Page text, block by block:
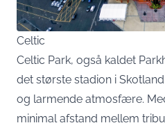
Celtic
Celtic Park, også kaldet
det største stadion i
og larmende atmosfære.
minimal afstand mellem